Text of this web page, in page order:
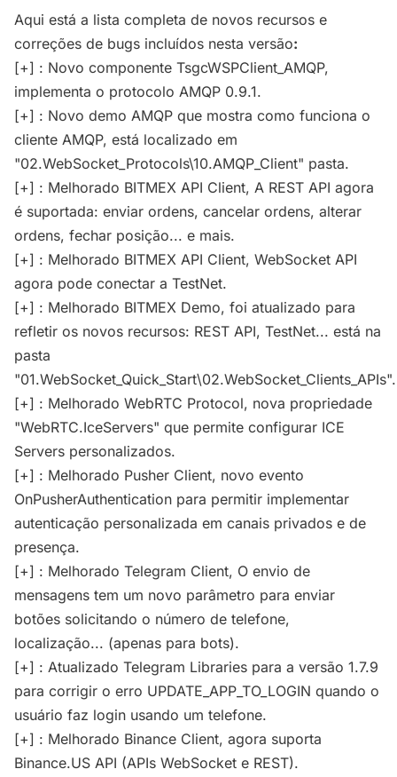
Aqui está a lista completa de novos recursos e
correções de bugs incluídos nesta versão:
[+] : Novo componente TsgcWSPClient_AMQP,
implementa o protocolo AMQP 0.9.1.
[+] : Novo demo AMQP que mostra como funciona o
cliente AMQP, está localizado em
"02.WebSocket_Protocols\10.AMQP_Client" pasta.
[+] : Melhorado BITMEX API Client, A REST API agora
é suportada: enviar ordens, cancelar ordens, alterar
ordens, fechar posição... e mais.
[+] : Melhorado BITMEX API Client, WebSocket API
agora pode conectar a TestNet.
[+] : Melhorado BITMEX Demo, foi atualizado para
refletir os novos recursos: REST API, TestNet... está na
pasta
"01.WebSocket_Quick_Start\02.WebSocket_Clients_APIs".
[+] : Melhorado WebRTC Protocol, nova propriedade
"WebRTC.IceServers" que permite configurar ICE
Servers personalizados.
[+] : Melhorado Pusher Client, novo evento
OnPusherAuthentication para permitir implementar
autenticação personalizada em canais privados e de
presença.
[+] : Melhorado Telegram Client, O envio de
mensagens tem um novo parâmetro para enviar
botões solicitando o número de telefone,
localização... (apenas para bots).
[+] : Atualizado Telegram Libraries para a versão 1.7.9
para corrigir o erro UPDATE_APP_TO_LOGIN quando o
usuário faz login usando um telefone.
[+] : Melhorado Binance Client, agora suporta
Binance.US API (APIs WebSocket e REST).